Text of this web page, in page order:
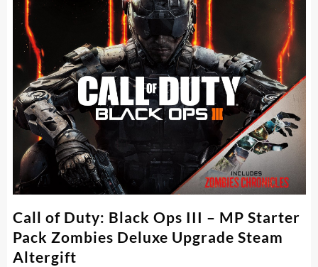
Call of Duty: Black Ops III – MP Starter
Pack Zombies Deluxe Upgrade Steam
Altergift